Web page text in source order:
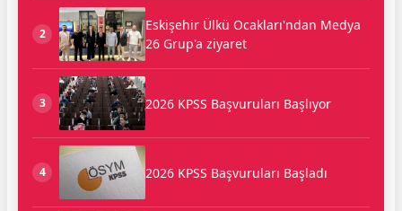
2
Eskişehir Ülkü Ocakları'ndan Medya
26 Grup'a ziyaret
3 2026 KPSS Başvuruları Başlıyor
4 2026 KPSS Başvuruları Başladı